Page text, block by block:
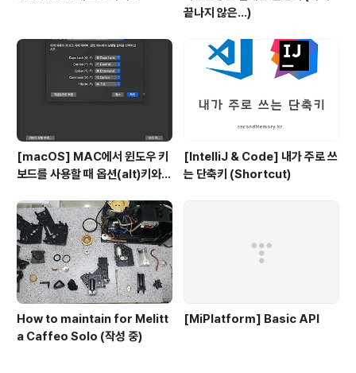
끝나지 않은...)
[macOS] MAC에서 윈도우 키
보드를 사용할 때 옵션(alt)키와
[IntelliJ & Code] 내가 주로 쓰
는 단축키 (Shortcut)
How to maintain for Melitt
a Caffeo Solo (작성 중)
[MiPlatform] Basic API